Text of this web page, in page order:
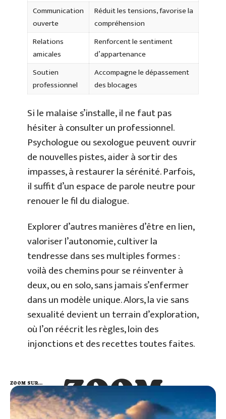
Communication
ouverte
Réduit les tensions, favorise la
compréhension
Relations
amicales
Renforcent le sentiment
d’appartenance
Soutien
professionnel
Accompagne le dépassement
des blocages
Si le malaise s’installe, il ne faut pas
hésiter à consulter un professionnel.
Psychologue ou sexologue peuvent ouvrir
de nouvelles pistes, aider à sortir des
impasses, à restaurer la sérénité. Parfois,
il suffit d’un espace de parole neutre pour
renouer le fil du dialogue.
Explorer d’autres manières d’être en lien,
valoriser l’autonomie, cultiver la
tendresse dans ses multiples formes :
voilà des chemins pour se réinventer à
deux, ou en solo, sans jamais s’enfermer
dans un modèle unique. Alors, la vie sans
sexualité devient un terrain d’exploration,
où l’on réécrit les règles, loin des
injonctions et des recettes toutes faites.
ZOOM
SUR…
ZOOM SUR…